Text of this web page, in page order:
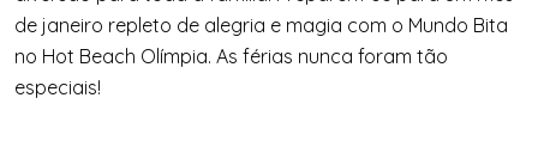
de janeiro repleto de alegria e magia com o Mundo Bita
no Hot Beach Olímpia. As férias nunca foram tão
especiais!